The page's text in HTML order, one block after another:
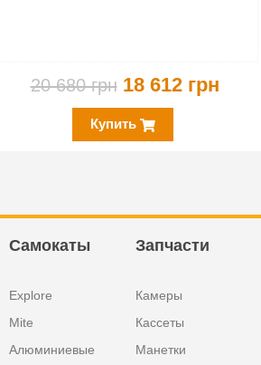
20 680 грн 18 612 грн
Купить
Самокаты
Explore
Mite
Алюминиевые
Запчасти
Камеры
Кассеты
Манетки